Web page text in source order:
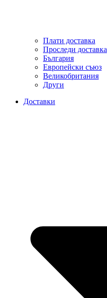
Плати доставка
Проследи доставка
България
Европейски съюз
Великобритания
Други
Доставки